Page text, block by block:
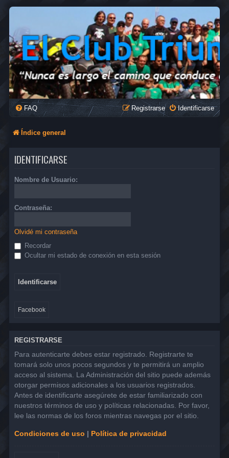
FAQ Identificarse
Registrarse
Índice general
IDENTIFICARSE
Nombre de Usuario:
Contraseña:
Olvidé mi contraseña
Recordar
Ocultar mi estado de conexión en esta sesión
Facebook
REGISTRARSE
Para autenticarte debes estar registrado. Registrarte te
tomará solo unos pocos segundos y te permitirá un amplio
acceso al sistema. La Administración del sitio puede además
otorgar permisos adicionales a los usuarios registrados.
Antes de identificarte asegúrete de estar familiarizado con
nuestros términos de uso y políticas relacionadas. Por favor,
lee las normas de los foros mientras navegas por el sitio.
Condiciones de uso | Política de privacidad